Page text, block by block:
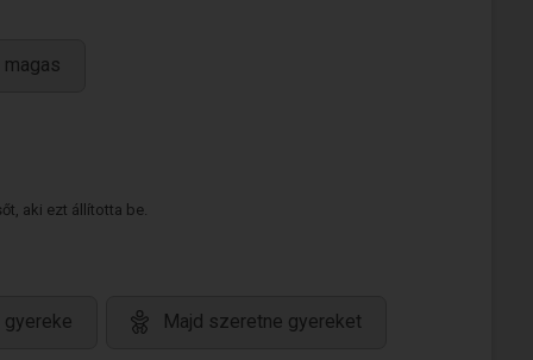
aki ezt állította be.
gyereke Majd szeretne gyereket